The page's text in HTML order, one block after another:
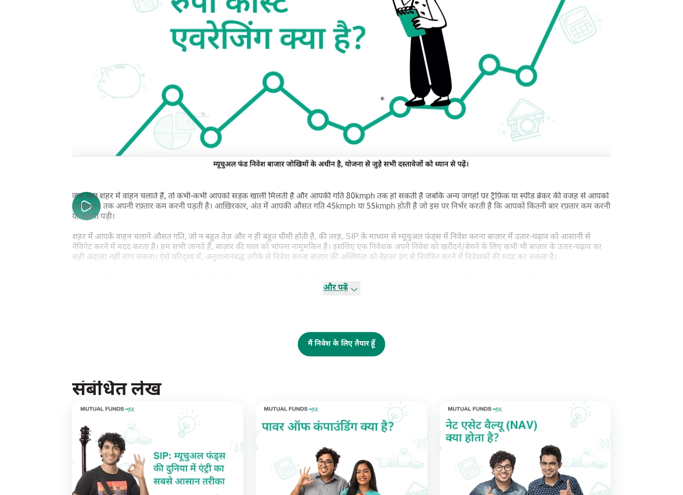
जब आप शहर में वाहन चलाते हैं, तो कभी-कभी आपको सड़क खाली मिलती है और आपकी गति 80kmph तक हो सकती है जबकि अन्य जगहों पर ट्रैफ़िक या स्पीड ब्रेकर की वजह से आपको
20kmph तक अपनी रफ़्तार कम करनी पड़ती है। आख़िरकार, अंत में आपकी औसत गति 45kmph या 55kmph होती है जो इस पर निर्भर करती है कि आपको कितनी बार रफ़्तार कम करनी
या बढ़ानी पड़ी।
शहर में आपके वाहन चलाने औसत गति, जो न बहुत तेज़ और न ही बहुत धीमी होती है, की तरह, SIP के माध्यम से म्यूचुअल फंड्स में निवेश करना बाज़ार में उतार-चढ़ाव को आसानी से
नेविगेट करने में मदद करता है। हम सभी जानते हैं, बाज़ार की चाल को भांपना नामुमकिन है। इसलिए एक निवेशक अपने निवेश को खरीदने/बेचने के लिए कभी भी बाज़ार के उतार-चढ़ाव का
सही अंदाज़ा नहीं लगा सकता। ऐसे परिदृश्य में, अनुशासनबद्ध तरीके से निवेश करना बाज़ार की अस्थिरता को बेहतर ढंग से नियंत्रित करने में निवेशकों की मदद कर सकता है।
ऐसा इसलिए होता है क्योंकि जब बाज़ार गिरता है तो आप एक रकम के साथ ज़्यादा यूनिट्स खरीदते हैं और बाज़ार में बढ़त आने पर उसी रकम से कम यूनिट्स खरीदते हैं। इसलिए, आपके द्वारा
रुपया लागत औसत के फ़ायदों
को मुमकिन बनाती हैं। लंबी अवधारण अवधि में पॉवर ऑफ़ कम्पाउंडिंग अधिक प्रभावी हो जाती है क्योंकि
आपके निवेश को और अधिक गुणा होने के लिए ज़्यादा समय मिलता है तथा यह आपकी जेब पर भारी पड़े बिना पैसा बनाने में मदद करती है।
और पढ़ें
मैं निवेश के लिए तैयार हूँ
संबंधित लेख